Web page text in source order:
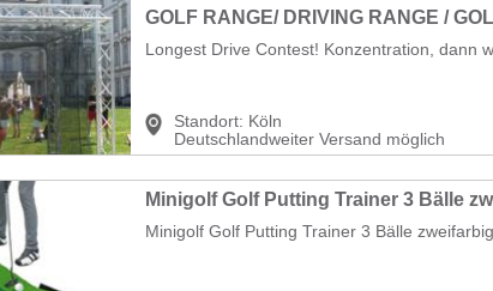
GOLF RANGE/ DRIVING RANGE /
Longest Drive Contest! Konzentration, dann
Standort: Köln
Deutschlandweiter Versand möglich
Minigolf Golf Putting Trainer 3 Bälle